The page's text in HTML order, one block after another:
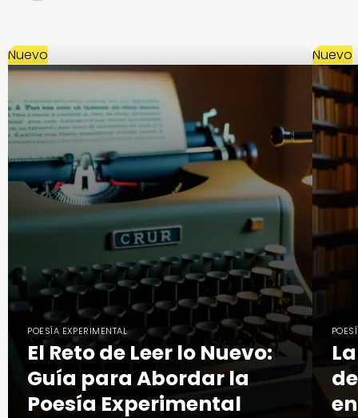
Nuevo
POESÍA EXPERIMENTAL
El Reto de Leer lo Nuevo:
Guía para Abordar la
Poesía Experimental
Nuevo